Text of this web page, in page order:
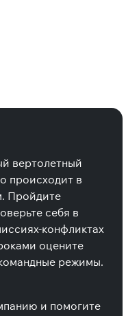
вертолетный
происходит в
Пройдите
себя в
конфликтах
оцените
режимы.
и помогите